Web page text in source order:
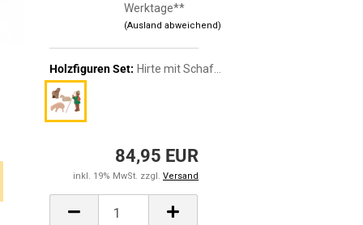
Werktage**
(Ausland abweichend)
Holzfiguren Set:
84,95 EUR
inkl. 19% MwSt. zzgl. Versand